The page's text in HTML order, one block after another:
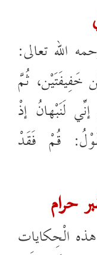
الله تعالى:
خَفِيفَتَيْن، ثُمَّ
لَنَبْهانُ إذْ
قُمْ فَقَدْ
حرام
الْحِكايات